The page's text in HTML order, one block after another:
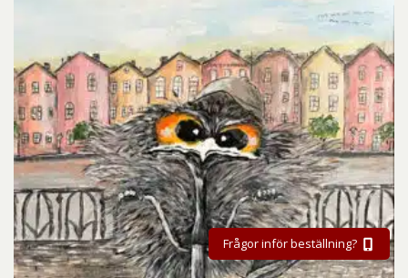
Frågor inför beställning?